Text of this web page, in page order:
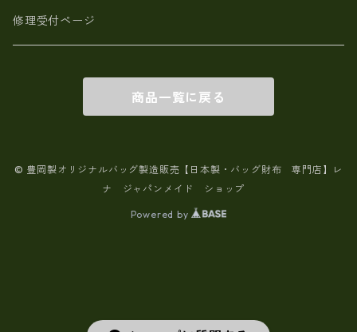
修理受付ページ
商品一覧に戻る
© 豊岡製オリジナルバッグ製造販売【日本製・バッグ財布 専門店】レ
ナ ジャパンメイド ショップ
Powered by